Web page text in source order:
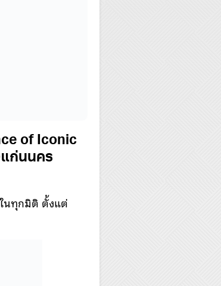
of Iconic
แก่นนคร
นทุกมิติ ตั้งแต่